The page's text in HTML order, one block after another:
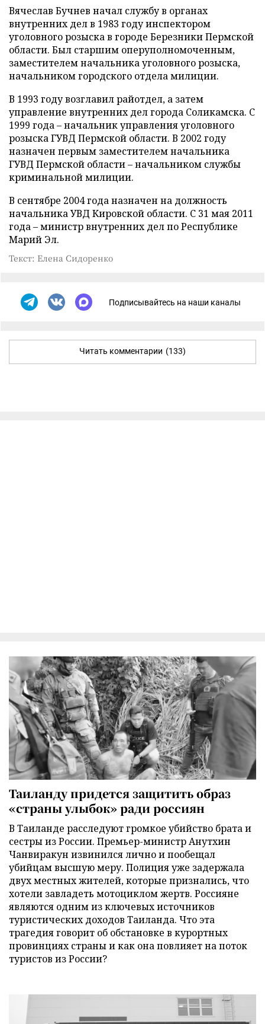
Вячеслав Бучнев начал службу в органах
внутренних дел в 1983 году инспектором
уголовного розыска в городе Березники Пермской
области. Был старшим оперуполномоченным,
заместителем начальника уголовного розыска,
начальником городского отдела милиции.
В 1993 году возглавил райотдел, а затем
управление внутренних дел города Соликамска. С
1999 года – начальник управления уголовного
розыска ГУВД Пермской области. В 2002 году
назначен первым заместителем начальника
ГУВД Пермской области – начальником службы
криминальной милиции.
В сентябре 2004 года назначен на должность
начальника УВД Кировской области. С 31 мая 2011
года – министр внутренних дел по Республике
Марий Эл.
Текст: Елена Сидоренко
Подписывайтесь на наши каналы
Читать комментарии (133)
Таиланду придется защитить образ
«страны улыбок» ради россиян
В Таиланде расследуют громкое убийство брата и
сестры из России. Премьер-министр Анутхин
Чанвиракун извинился лично и пообещал
убийцам высшую меру. Полиция уже задержала
двух местных жителей, которые признались, что
хотели завладеть мотоциклом жертв. Россияне
являются одним из ключевых источников
туристических доходов Таиланда. Что эта
трагедия говорит об обстановке в курортных
провинциях страны и как она повлияет на поток
туристов из России?